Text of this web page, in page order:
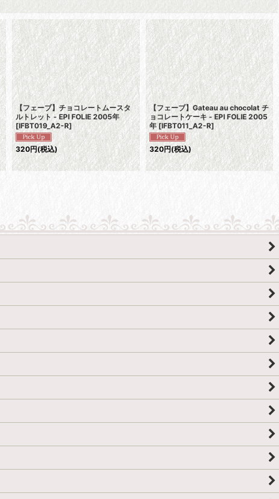
【フェーブ】チョコレートムースタ
ルトレット - EPI FOLIE 2005年
[IFBT019_A2-R]
320円(税込)
【フェーブ】Gateau au chocolat チ
ョコレートケーキ - EPI FOLIE 2005
年 [IFBT011_A2-R]
320円(税込)